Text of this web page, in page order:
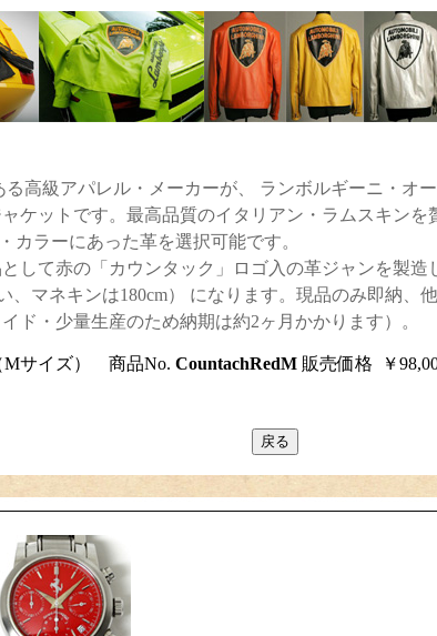
る高級アパレル・メーカーが、 ランボルギーニ・オ
ケットです。最高品質のイタリアン・ラムスキンを
カラーにあった革を選択可能です。
して赤の「カウンタック」ロゴ入の革ジャンを製
、マネキンは180cm） になります。現品のみ即納、
ド・少量生産のため納期は約2ヶ月かかります）。
Mサイズ） 商品No. CountachRedM 販売価格 ￥